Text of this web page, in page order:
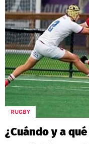
RUGBY
¿Cuándo y a